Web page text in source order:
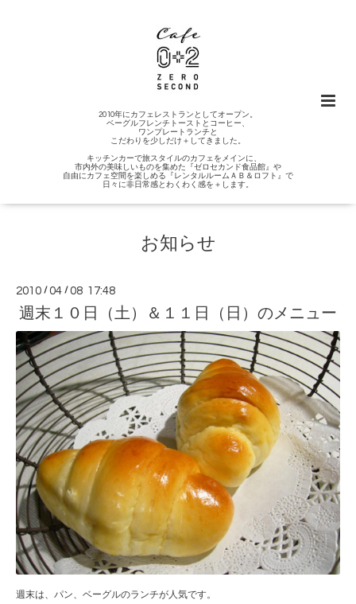
2010年にカフェレストランとしてオープン。
ベーグルフレンチトーストとコーヒー、
ワンプレートランチと
こだわりを少しだけ＋してきました。
キッチンカーで旅スタイルのカフェをメインに、
市内外の美味しいものを集めた『ゼロセカンド食品館』や
自由にカフェ空間を楽しめる『レンタルルームＡＢ＆ロフト』で
日々に非日常感とわくわく感を＋します。
お知らせ
2010 /04 /08 17:48
週末１０日（土）＆１１日（日）のメニュー
週末は、パン、ベーグルのランチが人気です。